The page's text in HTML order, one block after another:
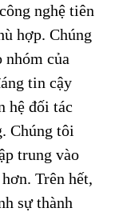
nghệ tiên
hợp. Chúng
nhóm của
tin cậy
hệ đối tác
Chúng tôi
trung vào
Trên hết,
sự thành